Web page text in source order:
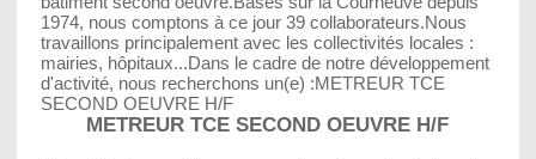
1974, nous comptons à ce jour 39 collaborateurs.Nous
travaillons principalement avec les collectivités locales :
mairies, hôpitaux...Dans le cadre de notre développement
d'activité, nous recherchons un(e) :METREUR TCE
SECOND OEUVRE H/F
METREUR TCE SECOND OEUVRE H/F